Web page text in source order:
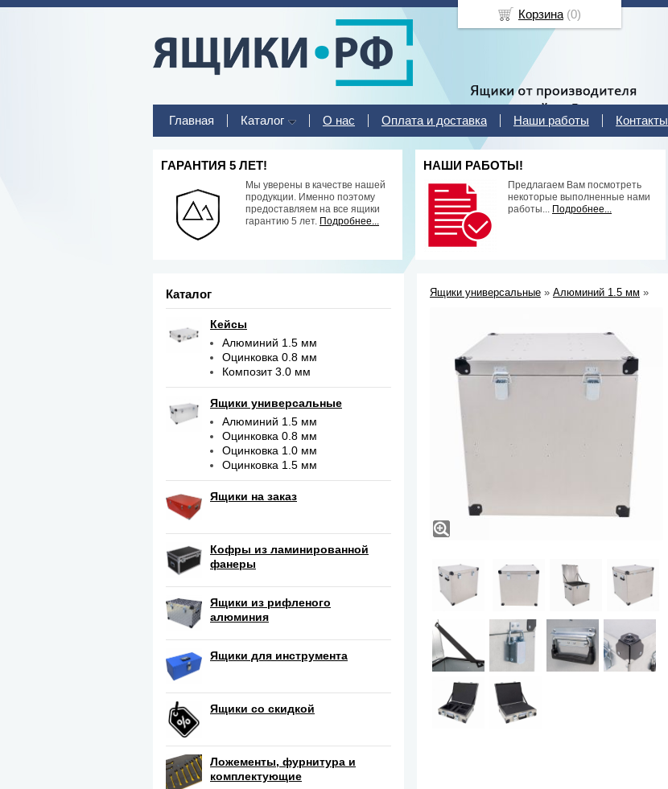
Главная Каталог О нас Оплата и доставка Наши работы Контакты
ГАРАНТИЯ 5 ЛЕТ!
Мы уверены в качестве нашей
продукции. Именно поэтому
предоставляем на все ящики
гарантию 5 лет. Подробнее...
НАШИ РАБОТЫ!
Предлагаем Вам посмотреть
некоторые выполненные нами
работы... Подробнее...
Каталог
Кейсы
Алюминий 1.5 мм
Оцинковка 0.8 мм
Композит 3.0 мм
Ящики универсальные
Алюминий 1.5 мм
Оцинковка 0.8 мм
Оцинковка 1.0 мм
Оцинковка 1.5 мм
Ящики на заказ
Кофры из ламинированной
фанеры
Ящики из рифленого
алюминия
Ящики для инструмента
Ящики со скидкой
Ложементы, фурнитура и
комплектующие
Ящики универсальные » Алюминий 1.5 мм »
Корзина (0)